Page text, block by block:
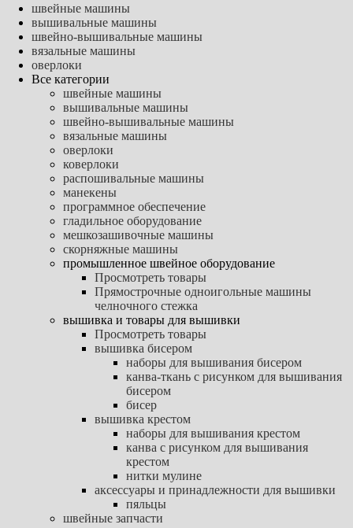
швейные машины
вышивальные машины
швейно-вышивальные машины
вязальные машины
оверлоки
Все категории
швейные машины
вышивальные машины
швейно-вышивальные машины
вязальные машины
оверлоки
коверлоки
распошивальные машины
манекены
программное обеспечение
гладильное оборудование
мешкозашивочные машины
скорняжные машины
промышленное швейное оборудование
Просмотреть товары
Прямострочные одноигольные машины
челночного стежка
вышивка и товары для вышивки
Просмотреть товары
вышивка бисером
наборы для вышивания бисером
канва-ткань с рисунком для вышивания
бисером
бисер
вышивка крестом
наборы для вышивания крестом
канва с рисунком для вышивания
крестом
нитки мулине
аксессуары и принадлежности для вышивки
пяльцы
швейные запчасти